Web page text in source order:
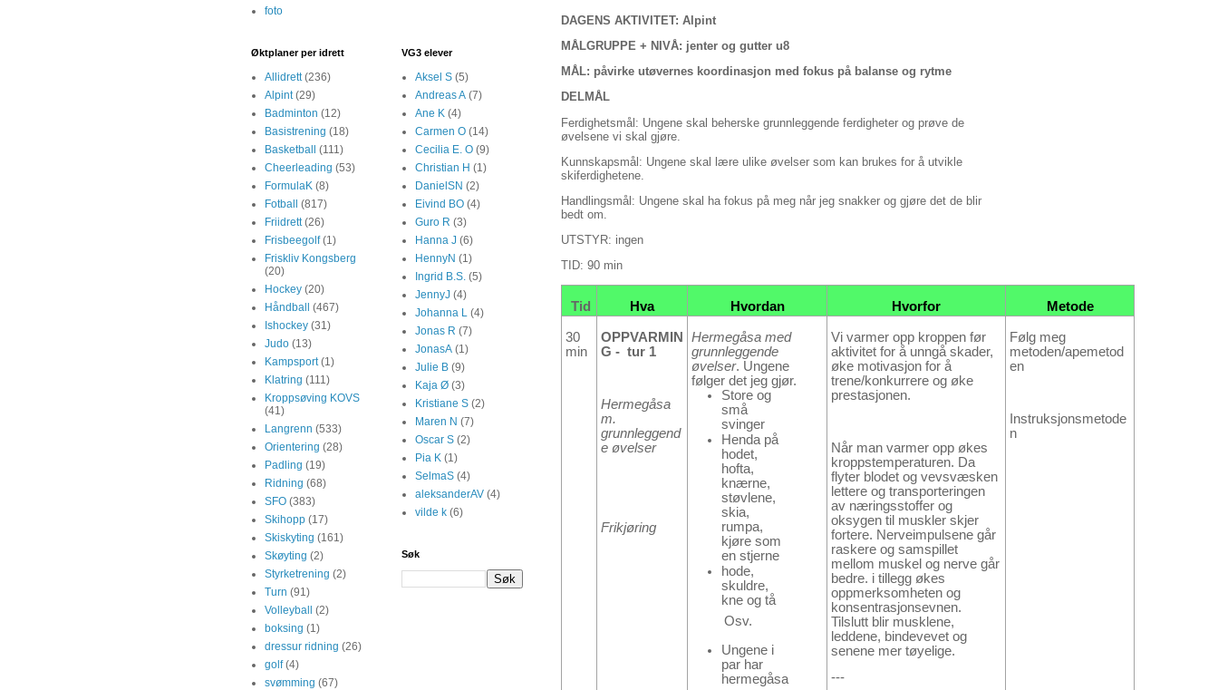
DAGENS AKTIVITET: Alpint
MÅLGRUPPE + NIVÅ: jenter og gutter u8
MÅL: påvirke utøvernes koordinasjon med fokus på balanse og rytme
DELMÅL
Ferdighetsmål: Ungene skal beherske grunnleggende ferdigheter og prøve de
øvelsene vi skal gjøre.
Kunnskapsmål: Ungene skal lære ulike øvelser som kan brukes for å utvikle
skiferdighetene.
Handlingsmål: Ungene skal ha fokus på meg når jeg snakker og gjøre det de blir
bedt om.
UTSTYR: ingen
TID: 90 min
Tid Hva Hvordan Hvorfor Metode
30
min
OPPVARMIN
G - tur 1
Hermegåsa
m.
grunnleggend
e øvelser
Frikjøring
Hermegåsa med
grunnleggende
øvelser. Ungene
følger det jeg gjør.
Store og
små
svinger
Henda på
hodet,
hofta,
knærne,
støvlene,
skia,
rumpa,
kjøre som
en stjerne
hode,
skuldre,
kne og tå
Osv.
Ungene i
par har
hermegåsa
Vi varmer opp kroppen før
aktivitet for å unngå skader,
øke motivasjon for å
trene/konkurrere og øke
prestasjonen.
Når man varmer opp økes
kroppstemperaturen. Da
flyter blodet og vevsvæsken
lettere og transporteringen
av næringsstoffer og
oksygen til muskler skjer
fortere. Nerveimpulsene går
raskere og samspillet
mellom muskel og nerve går
bedre. i tillegg økes
oppmerksomheten og
konsentrasjonsevnen.
Tilslutt blir musklene,
leddene, bindevevet og
senene mer tøyelige.
---
Følg meg
metoden/apemetod
en
Instruksjonsmetode
n
foto
Øktplaner per idrett
Allidrett (236)
Alpint (29)
Badminton (12)
Basistrening (18)
Basketball
(111)
Cheerleading (53)
FormulaK (8)
Fotball
(817)
Friidrett (26)
Frisbeegolf (1)
Friskliv Kongsberg
(20)
Hockey (20)
Håndball
(467)
Ishockey (31)
Judo (13)
Kampsport (1)
Klatring (111)
Kroppsøving KOVS
(41)
Langrenn (533)
Orientering (28)
Padling (19)
Ridning (68)
SFO (383)
Skihopp (17)
Skiskyting (161)
Skøyting (2)
Styrketrening (2)
Turn (91)
Volleyball
(2)
boksing (1)
dressur ridning (26)
golf (4)
svømming (67)
VG3 elever
Aksel S (5)
Andreas A (7)
Ane K (4)
Carmen O (14)
Cecilia E. O (9)
Christian H (1)
DanielSN (2)
Eivind BO (4)
Guro R (3)
Hanna J (6)
HennyN (1)
Ingrid B.S. (5)
JennyJ (4)
Johanna L (4)
Jonas R (7)
JonasA (1)
Julie B (9)
Kaja Ø (3)
Kristiane S (2)
Maren N (7)
Oscar S (2)
Pia K (1)
SelmaS (4)
aleksanderAV (4)
vilde k (6)
Søk